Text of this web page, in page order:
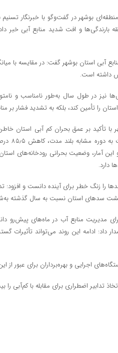
بوشهر در گفت‌وگو با خبرنگار
بارندگی‌ها و افت شدید منابع آبی خبر
آبی استان بوشهر گفت: در مقایسه با
نیز در طول سال به‌طور نامناسب و
را تأمین کند، بلکه به تشدید فشار
تأکید بر عمق بحران کم آبی استان
آورد
آمار، وضعیت بحرانی رودخانه‌های
دارد.
زنگ خطر برای آینده دانست و افزود:
سدهای استان نسبت به سال گذشته
مدیریت منابع آب در ماه‌های پیش‌رو
ادامه این روند می‌تواند تأثیرات
اجرایی و بهره‌برداران برای عبور از
تدابیر اضطراری برای مقابله با کم‌آبی